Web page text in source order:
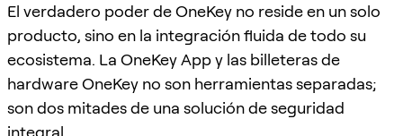
El verdadero poder de OneKey no reside en un solo
producto, sino en la integración fluida de todo su
ecosistema. La OneKey App y las billeteras de
hardware OneKey no son herramientas separadas;
son dos mitades de una solución de seguridad
integral.